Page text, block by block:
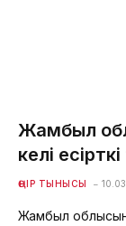
Жамбыл
келі
ӨҢІР ТЫНЫСЫ
Жамбыл